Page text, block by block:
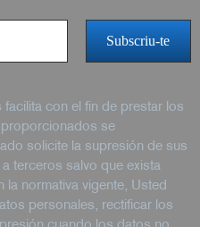
facilita con el fin de prestar los
se
solicite la supresión de sus
terceros salvo que exista
normativa vigente, Usted
personales, rectificar los